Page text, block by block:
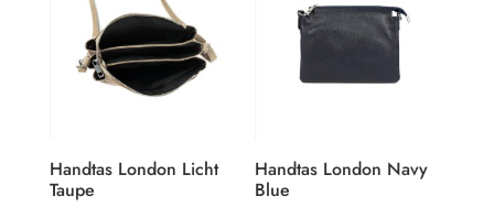
Handtas London Licht
Taupe
Handtas London Navy
Blue